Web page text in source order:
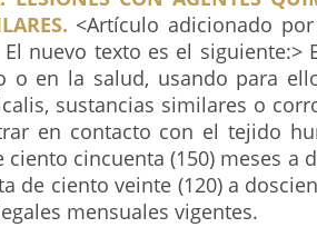
<Artículo adicionado
El nuevo texto es el siguiente:>
o en la salud, usando para
sustancias similares o
en contacto con el tejido
cincuenta (150) meses a
de ciento veinte (120) a
mensuales vigentes.